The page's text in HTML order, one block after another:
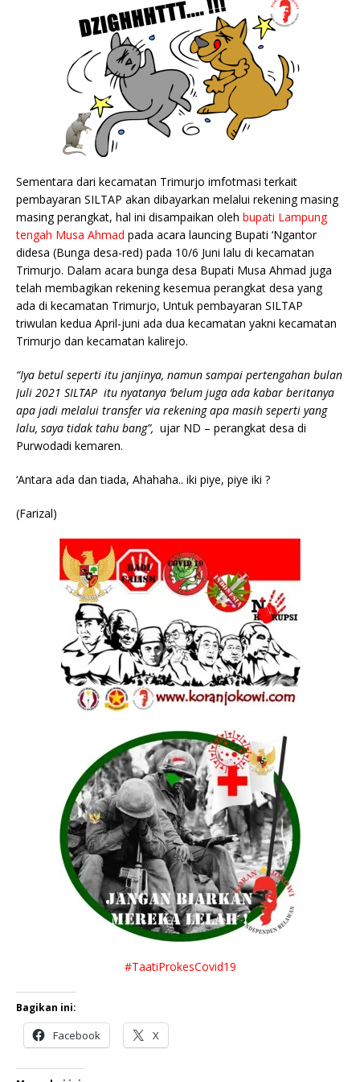
Sementara dari kecamatan Trimurjo imfotmasi terkait
pembayaran SILTAP akan dibayarkan melalui rekening masing
masing perangkat, hal ini disampaikan oleh bupati Lampung
tengah Musa Ahmad pada acara launcing Bupati ‘Ngantor
didesa (Bunga desa-red) pada 10/6 Juni lalu di kecamatan
Trimurjo. Dalam acara bunga desa Bupati Musa Ahmad juga
telah membagikan rekening kesemua perangkat desa yang
ada di kecamatan Trimurjo, Untuk pembayaran SILTAP
triwulan kedua April-juni ada dua kecamatan yakni kecamatan
Trimurjo dan kecamatan kalirejo.
“Iya betul seperti itu janjinya, namun sampai pertengahan bulan
Juli 2021 SILTAP itu nyatanya ‘belum juga ada kabar beritanya
apa jadi melalui transfer via rekening apa masih seperti yang
lalu, saya tidak tahu bang”, ujar ND – perangkat desa di
Purwodadi kemaren.
‘Antara ada dan tiada, Ahahaha.. iki piye, piye iki ?
(Farizal)
#TaatiProkesCovid19
Bagikan ini:
Facebook X